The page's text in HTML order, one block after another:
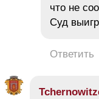
что не
Суд
Ответить